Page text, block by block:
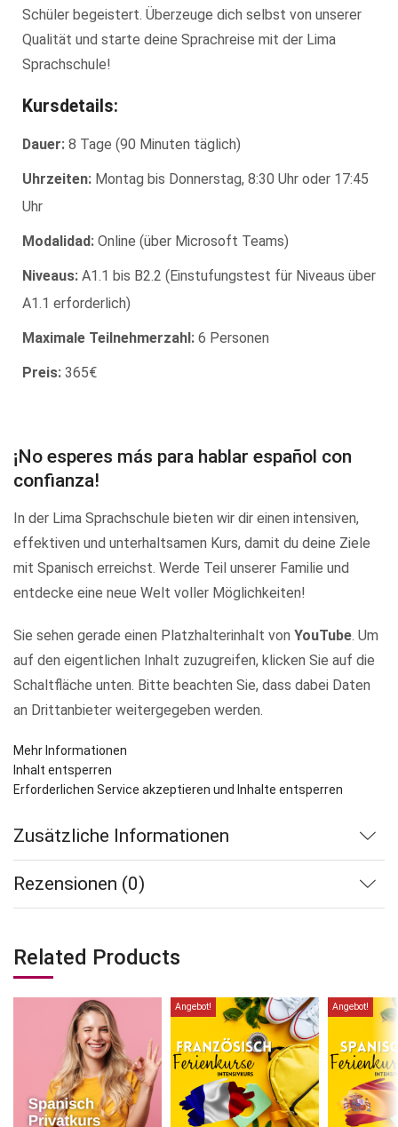
Schüler begeistert. Überzeuge dich selbst von unserer
Qualität und starte deine Sprachreise mit der Lima
Sprachschule!
Kursdetails:
Dauer: 8 Tage (90 Minuten täglich)
Uhrzeiten: Montag bis Donnerstag, 8:30 Uhr oder 17:45
Uhr
Modalidad: Online (über Microsoft Teams)
Niveaus: A1.1 bis B2.2 (Einstufungstest für Niveaus über
A1.1 erforderlich)
Maximale Teilnehmerzahl: 6 Personen
Preis: 365€
¡No esperes más para hablar español con
confianza!
In der Lima Sprachschule bieten wir dir einen intensiven,
effektiven und unterhaltsamen Kurs, damit du deine Ziele
mit Spanisch erreichst. Werde Teil unserer Familie und
entdecke eine neue Welt voller Möglichkeiten!
Sie sehen gerade einen Platzhalterinhalt von YouTube. Um
auf den eigentlichen Inhalt zuzugreifen, klicken Sie auf die
Schaltfläche unten. Bitte beachten Sie, dass dabei Daten
an Drittanbieter weitergegeben werden.
Mehr Informationen
Inhalt entsperren
Erforderlichen Service akzeptieren und Inhalte entsperren
Zusätzliche Informationen
Rezensionen (0)
Related Products
Angebot! Angebot!